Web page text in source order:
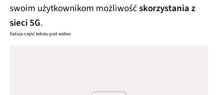
swoim użytkownikom możliwośćskorzystania z
sieci 5G.
Dalsza część tekstu pod wideo